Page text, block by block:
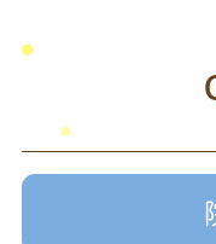
足の歪
＃せなかリペア、＃ねこぜを整え
＃治療院
＃